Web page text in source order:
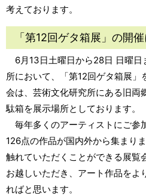
考えております。
「第12回ゲタ箱展」の開
6月13日土曜日から28日 日曜日
所において、「第12回ゲタ箱展
会は、芸術文化研究所にある旧両
駄箱を展示場所としております。
毎年多くのアーティストにご参
126点の作品が国内外から集まり
触れていただくことができる展覧
お越しいただき、アート作品をよ
ればと思います。